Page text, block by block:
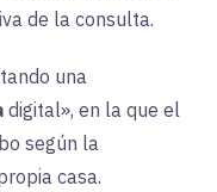
de la consulta.
una
digital», en la que el
según la
casa.